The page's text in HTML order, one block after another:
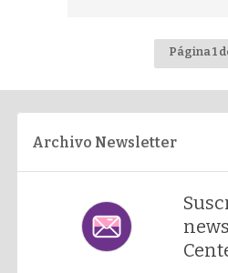
Página 1
Archivo Newsletter